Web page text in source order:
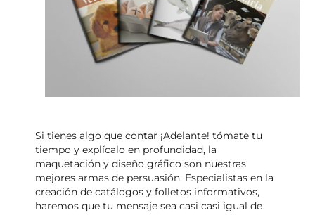
Si tienes algo que contar ¡Adelante! tómate tu
tiempo y explícalo en profundidad, la
maquetación y diseño gráfico son nuestras
mejores armas de persuasión. Especialistas en la
creación de catálogos y folletos informativos,
haremos que tu mensaje sea casi casi igual de